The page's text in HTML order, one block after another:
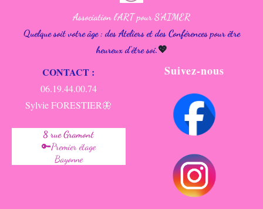
Association l'ART pour S'AIMER
Quelque soit votre âge : des Ateliers et des Conférences pour être
heureux d'être soi.💖
CONTACT :
06.19.44.00.74
Sylvie FORESTIER🦋
8 rue Gramont
🔑Premier étage
Bayonne
Suivez-nous